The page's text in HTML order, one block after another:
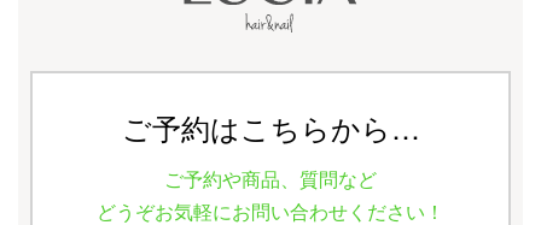
ご予約はこちらから…
ご予約や商品、質問など
どうぞお気軽にお問い合わせください！